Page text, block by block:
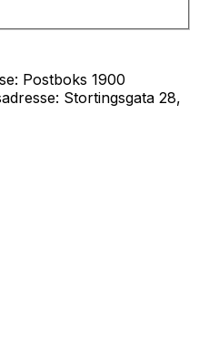
Postboks 1900
Stortingsgata 28,